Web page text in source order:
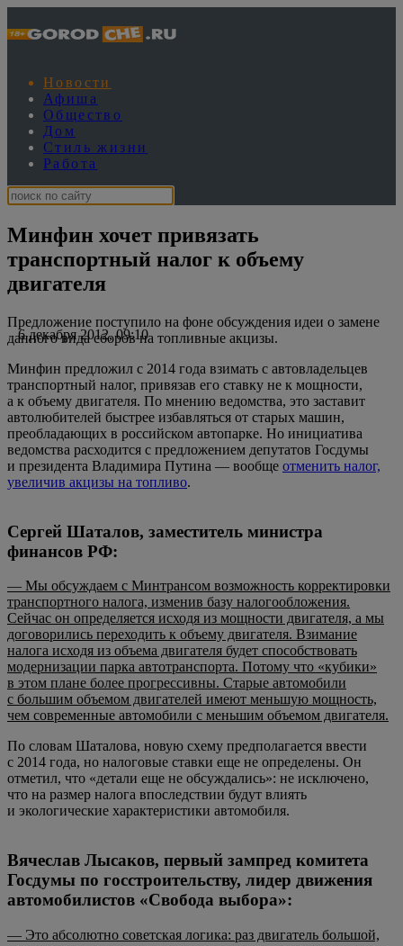
Новости
Афиша
Общество
Дом
Стиль жизни
Работа
Минфин хочет привязать
транспортный налог к объему
двигателя
6 декабря 2012, 09:10
Предложение поступило на фоне обсуждения идеи о замене
данного вида сборов на топливные акцизы.
Минфин предложил с 2014 года взимать с автовладельцев
транспортный налог, привязав его ставку не к мощности,
а к объему двигателя. По мнению ведомства, это заставит
автолюбителей быстрее избавляться от старых машин,
преобладающих в российском автопарке. Но инициатива
ведомства расходится с предложением депутатов Госдумы
и президента Владимира Путина — вообще отменить налог,
увеличив акцизы на топливо.
Сергей Шаталов, заместитель министра
финансов РФ:
— Мы обсуждаем с Минтрансом возможность корректировки
транспортного налога, изменив базу налогообложения.
Сейчас он определяется исходя из мощности двигателя, а мы
договорились переходить к объему двигателя. Взимание
налога исходя из объема двигателя будет способствовать
модернизации парка автотранспорта. Потому что «кубики»
в этом плане более прогрессивны. Старые автомобили
с большим объемом двигателей имеют меньшую мощность,
чем современные автомобили с меньшим объемом двигателя.
По словам Шаталова, новую схему предполагается ввести
с 2014 года, но налоговые ставки еще не определены. Он
отметил, что «детали еще не обсуждались»: не исключено,
что на размер налога впоследствии будут влиять
и экологические характеристики автомобиля.
Вячеслав Лысаков, первый зампред комитета
Госдумы по госстроительству, лидер движения
автомобилистов «Свобода выбора»:
— Это абсолютно советская логика: раз двигатель большой,